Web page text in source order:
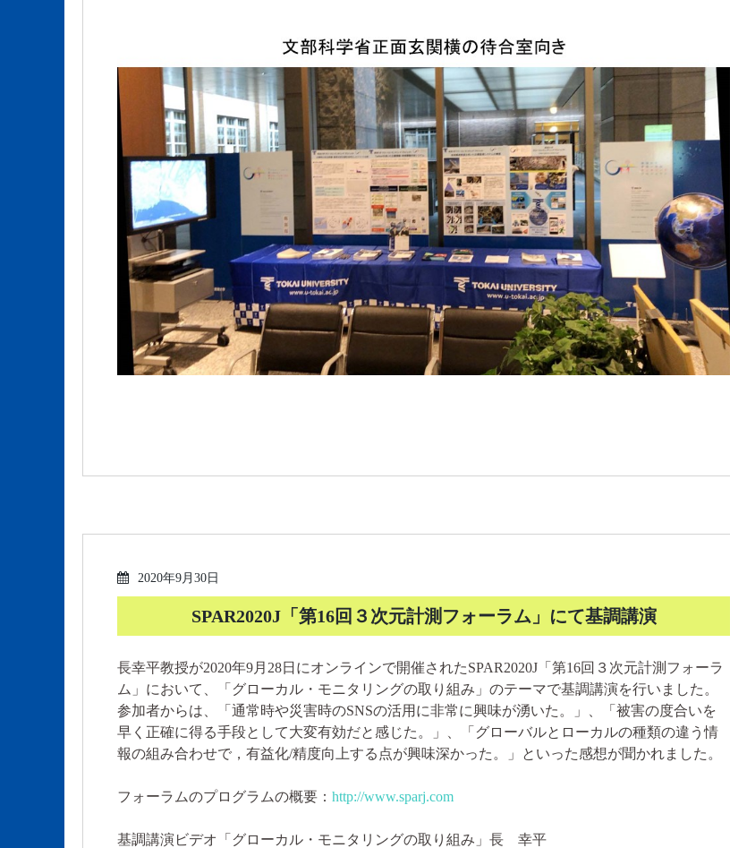
2020年9月30日
SPAR2020J「第16回３次元計測フォーラム」にて基調講演
長幸平教授が2020年9月28日にオンラインで開催されたSPAR2020J「第16回３次元計測フォーラ
ム」において、「グローカル・モニタリングの取り組み」のテーマで基調講演を行いました。
参加者からは、「通常時や災害時のSNSの活用に非常に興味が湧いた。」、「被害の度合いを
早く正確に得る手段として大変有効だと感じた。」、「グローバルとローカルの種類の違う情
報の組み合わせで，有益化/精度向上する点が興味深かった。」といった感想が聞かれました。
フォーラムのプログラムの概要： http://www.sparj.com
基調講演ビデオ「グローカル・モニタリングの取り組み」長 幸平